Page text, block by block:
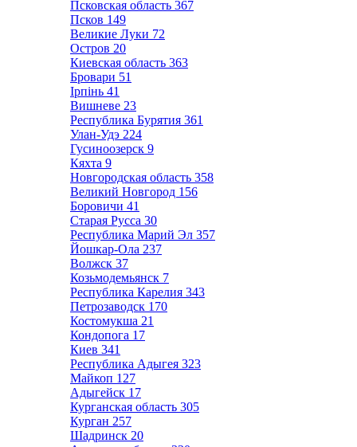
Псковская область 367
Псков 149
Великие Луки 72
Остров 20
Киевская область 363
Бровари 51
Ірпінь 41
Вишневе 23
Республика Бурятия 361
Улан-Удэ 224
Гусиноозерск 9
Кяхта 9
Новгородская область 358
Великий Новгород 156
Боровичи 41
Старая Русса 30
Республика Марий Эл 357
Йошкар-Ола 237
Волжск 37
Козьмодемьянск 7
Республика Карелия 343
Петрозаводск 170
Костомукша 21
Кондопога 17
Киев 341
Республика Адыгея 323
Майкоп 127
Адыгейск 17
Курганская область 305
Курган 257
Шадринск 20